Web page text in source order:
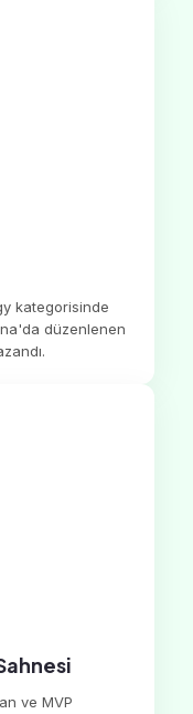
kategorisinde
düzenlenen
ve MVP